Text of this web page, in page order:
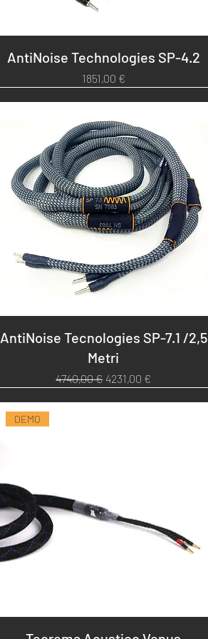
AntiNoise Technologies SP-4.2
Prezzo
1851,00 €
AntiNoise Tecnologies SP-7.1 /2,5
Metri
Prezzo regolare
4740,00 € Prezzo scontato
4231,00 €
DEMO